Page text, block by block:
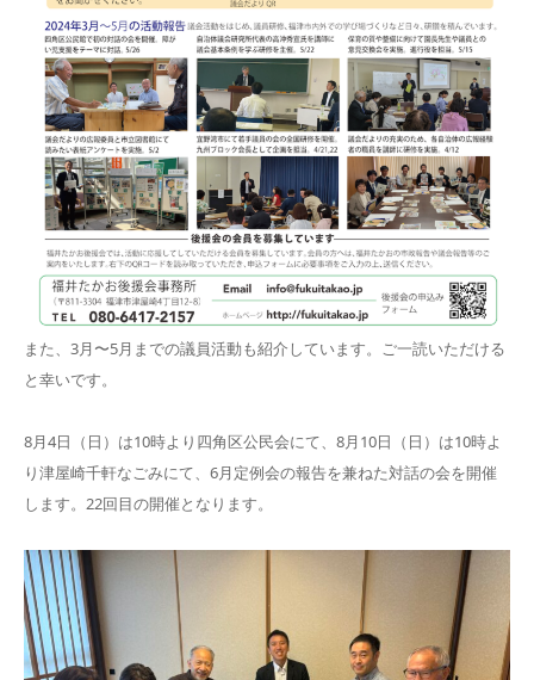
また、3月〜5月までの議員活動も紹介しています。ご一読いただける
と幸いです。
8月4日（日）は10時より四角区公民会にて、8月10日（日）は10時よ
り津屋崎千軒なごみにて、6月定例会の報告を兼ねた対話の会を開催
します。22回目の開催となります。